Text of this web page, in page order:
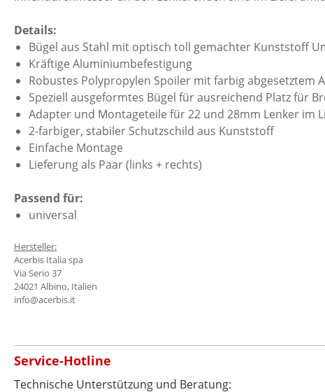
Details:
Bügel aus Stahl mit optisch toll gemachter Kunststoff
Kräftige Aluminiumbefestigung
Robustes Polypropylen Spoiler mit farbig abgesetztem
Speziell ausgeformtes Bügel für ausreichend Platz für
Adapter und Montageteile für 22 und 28mm Lenker im
2-farbiger, stabiler Schutzschild aus Kunststoff
Einfache Montage
Lieferung als Paar (links + rechts)
Passend für:
universal
Hersteller:
Acerbis Italia spa
Via Serio 37
24021 Albino, Italien
info@acerbis.it
Service-Hotline
Technische Unterstützung und Beratung: